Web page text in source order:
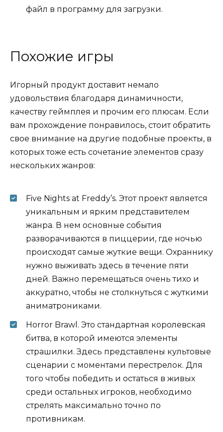
файл в программу для загрузки.
Похожие игры
Игорный продукт доставит немало
удовольствия благодаря динамичности,
качеству геймплея и прочим его плюсам. Если
вам прохождение понравилось, стоит обратить
свое внимание на другие подобные проекты, в
которых тоже есть сочетание элементов сразу
нескольких жанров:
Five Nights at Freddy’s. Этот проект является
уникальным и ярким представителем
жанра. В нем основные события
разворачиваются в пиццерии, где ночью
происходят самые жуткие вещи. Охраннику
нужно выживать здесь в течение пяти
дней. Важно перемещаться очень тихо и
аккуратно, чтобы не столкнуться с жуткими
аниматрониками.
Horror Brawl. Это стандартная королевская
битва, в которой имеются элементы
страшилки. Здесь представлены культовые
сценарии с моментами перестрелок. Для
того чтобы победить и остаться в живых
среди остальных игроков, необходимо
стрелять максимально точно по
противникам.